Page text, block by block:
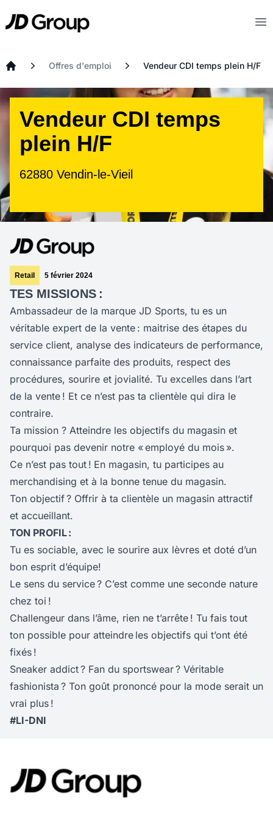
JD
Offres d'emploi Vendeur CDI temps plein H/F
Vendeur CDI temps
plein H/F
62880 Vendin-le-Vieil
Retail 5 février 2024
TES MISSIONS :
Ambassadeur de la marque JD Sports, tu es un
véritable expert de la vente : maitrise des étapes du
service client, analyse des indicateurs de performance,
connaissance parfaite des produits, respect des
procédures, sourire et jovialité. Tu excelles dans l’art
de la vente ! Et ce n’est pas ta clientèle qui dira le
contraire.
Ta mission ? Atteindre les objectifs du magasin et
pourquoi pas devenir notre « employé du mois ».
Ce n’est pas tout ! En magasin, tu participes au
merchandising et à la bonne tenue du magasin.
Ton objectif ? Offrir à ta clientèle un magasin attractif
et accueillant.
TON PROFIL :
Tu es sociable, avec le sourire aux lèvres et doté d’un
bon esprit d’équipe!
Le sens du service ? C’est comme une seconde nature
chez toi !
Challengeur dans l’âme, rien ne t’arrête ! Tu fais tout
ton possible pour atteindre les objectifs qui t’ont été
fixés !
Sneaker addict ? Fan du sportswear ? Véritable
fashionista ? Ton goût prononcé pour la mode serait un
vrai plus !
#LI-DNI